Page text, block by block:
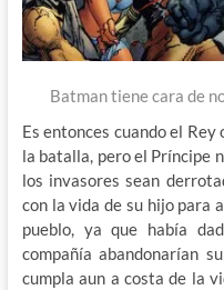
Batman tiene cara de
Es entonces cuando el
la batalla, pero el Príncipe
los invasores sean
con la vida de su hijo para
pueblo, ya que había
compañía abandonarían
cumpla aun a costa de la